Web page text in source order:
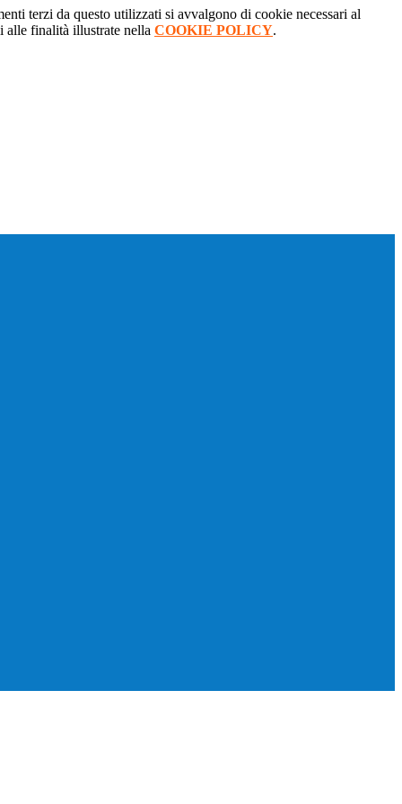
terzi da questo utilizzati si avvalgono di cookie necessari al
alle finalità illustrate nella COOKIE POLICY.